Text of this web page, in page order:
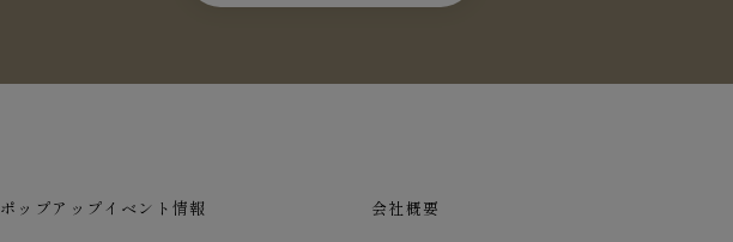
ポップアップイベント情報 会社概要